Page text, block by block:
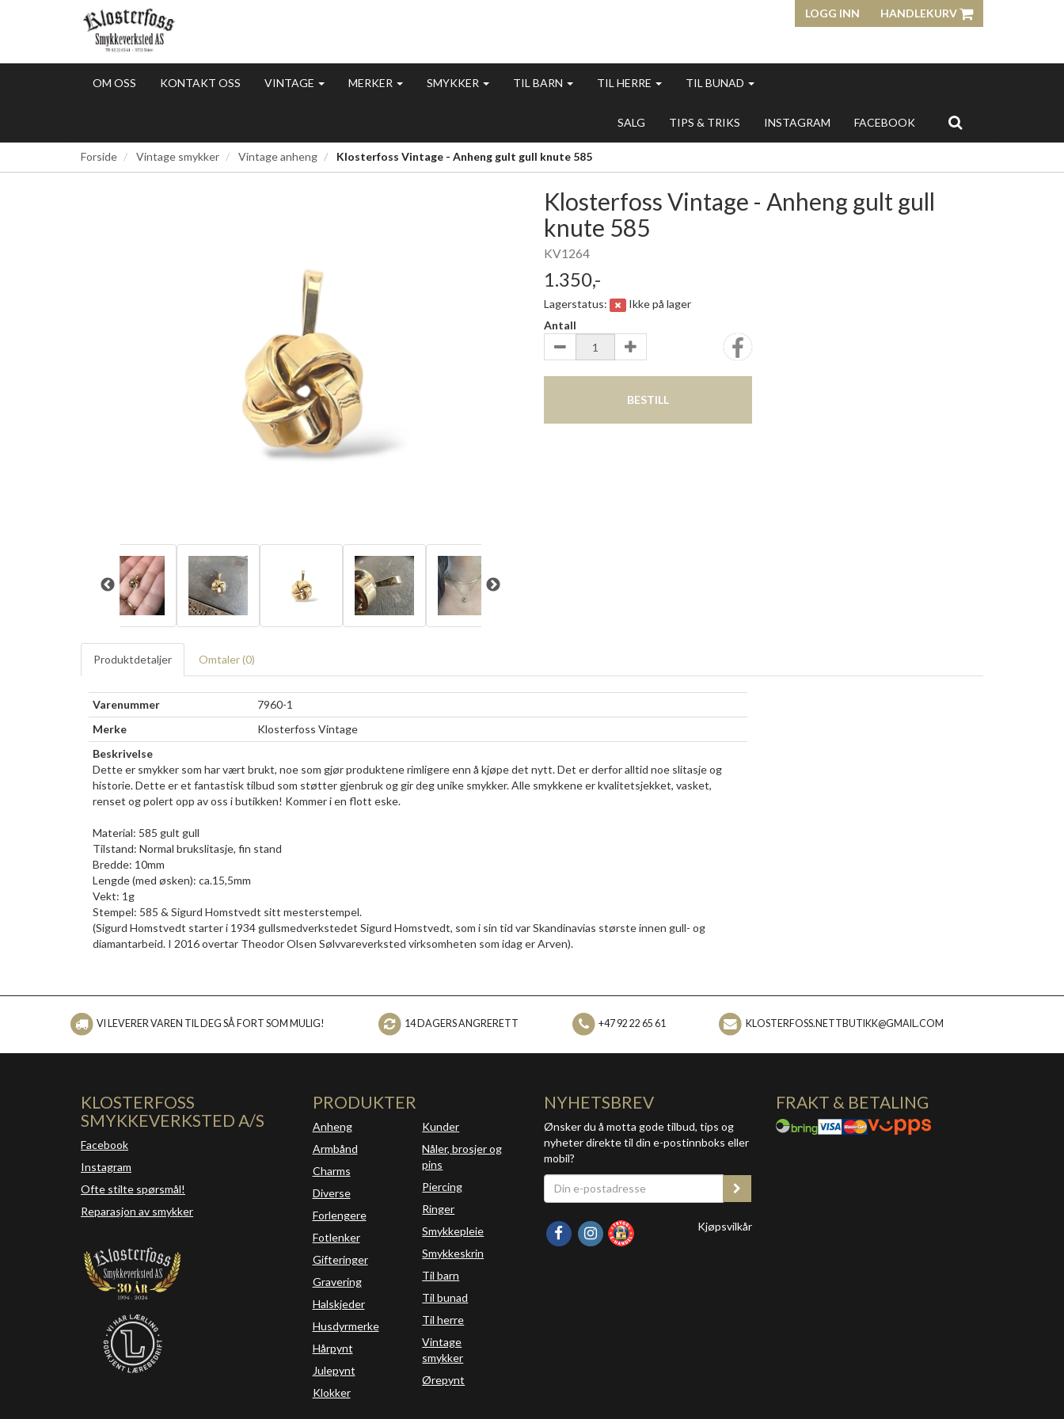
LOGG INN HANDLEKURV
OM OSS KONTAKT OSS VINTAGE MERKER SMYKKER TIL BARN TIL HERRE TIL BUNAD
SALG TIPS & TRIKS INSTAGRAM FACEBOOK
Forside Vintage smykker Vintage anheng Klosterfoss Vintage - Anheng gult gull knute 585
Klosterfoss Vintage - Anheng gult gull
knute 585
KV1264
1.350,-
Lagerstatus:
Ikke på lager
Antall
BESTILL
Produktdetaljer Omtaler (0)
Varenummer
7960-1
Merke
Klosterfoss Vintage
Beskrivelse
Dette er smykker som har vært brukt, noe som gjør produktene rimligere enn å kjøpe det nytt. Det er derfor alltid noe slitasje og
historie. Dette er et fantastisk tilbud som støtter gjenbruk og gir deg unike smykker. Alle smykkene er kvalitetsjekket, vasket,
renset og polert opp av oss i butikken! Kommer i en flott eske.
Material: 585 gult gull
Tilstand: Normal brukslitasje, fin stand
Bredde: 10mm
Lengde (med øsken): ca.15,5mm
Vekt: 1g
Stempel: 585 & Sigurd Homstvedt sitt mesterstempel.
(Sigurd Homstvedt starter i 1934 gullsmedverkstedet Sigurd Homstvedt, som i sin tid var Skandinavias største innen gull- og
diamantarbeid. I 2016 overtar Theodor Olsen Sølvvareverksted virksomheten som idag er Arven).
VI LEVERER VAREN TIL DEG SÅ FORT SOM MULIG! 14 DAGERS ANGRERETT +47 92 22 65 61 KLOSTERFOSS.NETTBUTIKK@GMAIL.COM
KLOSTERFOSS
SMYKKEVERKSTED A/S
Facebook
Instagram
Ofte stilte spørsmål!
Reparasjon av smykker
PRODUKTER
Anheng
Armbånd
Charms
Diverse
Forlengere
Fotlenker
Gifteringer
Gravering
Halskjeder
Husdyrmerke
Hårpynt
Julepynt
Klokker
Kunder
Nåler, brosjer og
pins
Piercing
Ringer
Smykkepleie
Smykkeskrin
Til barn
Til bunad
Til herre
Vintage
smykker
Ørepynt
NYHETSBREV
Ønsker du å motta gode tilbud, tips og
nyheter direkte til din e-postinnboks eller
mobil?
Kjøpsvilkår
FRAKT & BETALING